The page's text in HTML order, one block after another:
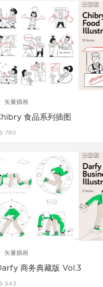
矢量插画
食品系列插图
780
矢量插画
商务典藏版 Vol.3
943